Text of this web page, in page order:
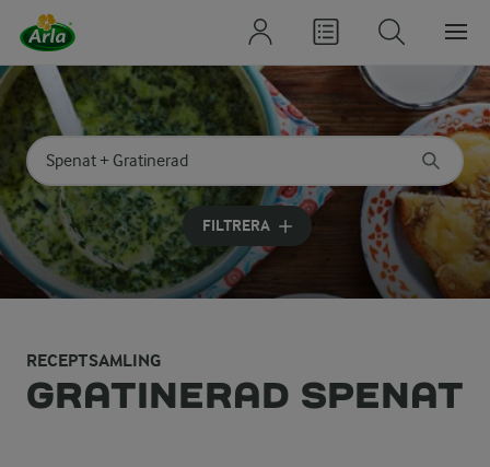
Sök på kategori eller ingrediens
Skriv in sökord för att få förslag
FILTRERA
RECEPTSAMLING
GRATINERAD SPENAT